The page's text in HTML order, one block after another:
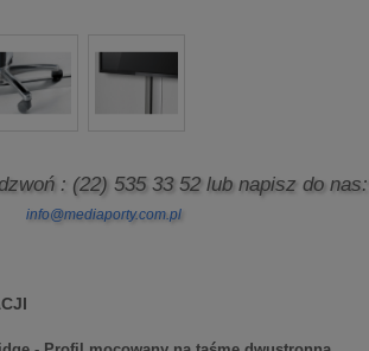
: (22) 535 33 52lub napisz do nas:
info@mediaporty.com.pl